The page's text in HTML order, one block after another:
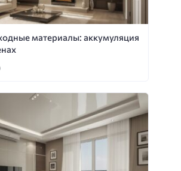
материалы: аккумуляция